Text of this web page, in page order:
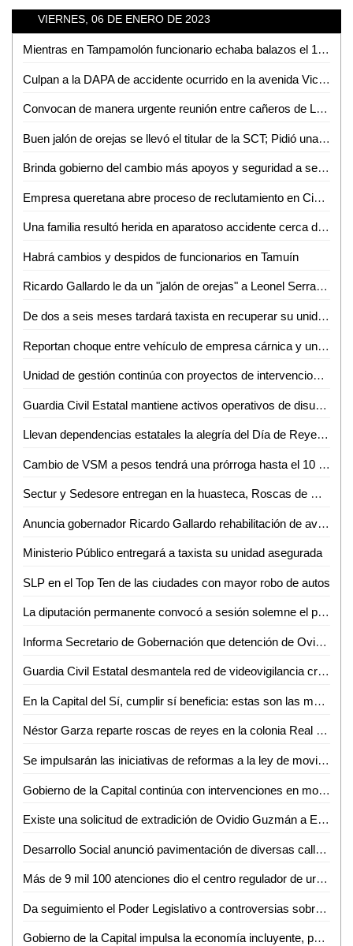
VIERNES, 06 DE ENERO DE 2023
Mientras en Tampamolón funcionario echaba balazos el 1 de enero; en Zaragoza se registró balacera
Culpan a la DAPA de accidente ocurrido en la avenida Vicente C. Salazar
Convocan de manera urgente reunión entre cañeros de La Hincada y Gobierno del Estado
Buen jalón de orejas se llevó el titular de la SCT; Pidió una disculpa pública a la entonces magistrada del STJE
Brinda gobierno del cambio más apoyos y seguridad a sector cañero de la huasteca
Empresa queretana abre proceso de reclutamiento en Ciudad Valles
Una familia resultó herida en aparatoso accidente cerca de Miravalles
Habrá cambios y despidos de funcionarios en Tamuín
Ricardo Gallardo le da un "jalón de orejas" a Leonel Serrato por comentarios hacía la ex magistrada del STJE
De dos a seis meses tardará taxista en recuperar su unidad asegurada
Reportan choque entre vehículo de empresa cárnica y una moto
Unidad de gestión continúa con proyectos de intervenciones en monumentos históricos, artísticos y mobiliario urbano de la zona
Guardia Civil Estatal mantiene activos operativos de disuasión en zonas centro y altiplano
Llevan dependencias estatales la alegría del Día de Reyes a comunidades de Villa de Ramos
Cambio de VSM a pesos tendrá una prórroga hasta el 10 de enero: Mario Rojas
Sectur y Sedesore entregan en la huasteca, Roscas de Reyes enviadas por el gobernador
Anuncia gobernador Ricardo Gallardo rehabilitación de avenida seminario y encapsulamiento de canal de aguas negras
Ministerio Público entregará a taxista su unidad asegurada
SLP en el Top Ten de las ciudades con mayor robo de autos
La diputación permanente convocó a sesión solemne el próximo 12 de enero para conmemorar el centenario de la Universidad Autónoma de San Luis Potosí
Informa Secretario de Gobernación que detención de Ovidio "N" fue en flagrancia por varios delitos
Guardia Civil Estatal desmantela red de videovigilancia criminal en Tamasopo
En la Capital del Sí, cumplir sí beneficia: estas son las múltiples opciones para pagar tu predial 2023
Néstor Garza reparte roscas de reyes en la colonia Real Campestre
Se impulsarán las iniciativas de reformas a la ley de movilidad del estado, la ley de participación ciudadana y la reforma integral a la ASE
Gobierno de la Capital continúa con intervenciones en monumentos y mobiliario urbano del Centro Histórico
Existe una solicitud de extradición de Ovidio Guzmán a Estados Unidos: Marcelo Ebrard
Desarrollo Social anunció pavimentación de diversas calles y mejoramiento de luminarias en Ciudad Valles
Más de 9 mil 100 atenciones dio el centro regulador de urgencias médicas (CRUM) en 2022
Da seguimiento el Poder Legislativo a controversias sobre la ley electoral presentadas en la Suprema Corte de Justicia de la Nación
Gobierno de la Capital impulsa la economía incluyente, para personas en situación vulnerable